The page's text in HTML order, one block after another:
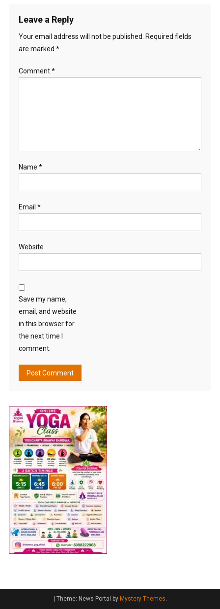
Leave a Reply
Your email address will not be published. Required fields
are marked *
Comment*
Name *
Email *
Website
Save my name,
email, and website
in this browser for
the next time I
comment.
Theme: News Portal by Mystery Themes.